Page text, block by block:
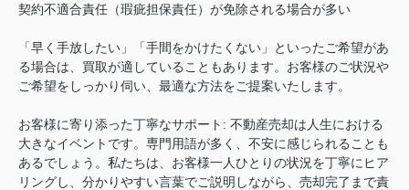
契約不適合責任（瑕疵担保責任）が免除される場合が多い
「早く手放したい」「手間をかけたくない」といったご希望があ
る場合は、買取が適していることもあります。お客様のご状況や
ご希望をしっかり伺い、最適な方法をご提案いたします。
お客様に寄り添った丁寧なサポート : 不動産売却は人生における
大きなイベントです。専門用語が多く、不安に感じられることも
あるでしょう。私たちは、お客様一人ひとりの状況を丁寧にヒア
リングし、分かりやすい言葉でご説明しながら、売却完了まで責